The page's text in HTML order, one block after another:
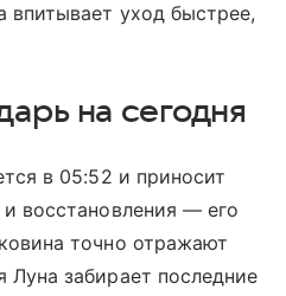
впитывает уход быстрее,
на сегодня
в 05:52 и приносит
восстановления — его
точно отражают
забирает последние